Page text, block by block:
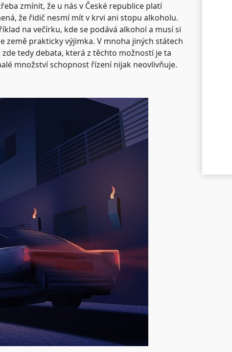
zmínit, že u nás v České republice platí
že řidič nesmí mít v krvi ani stopu alkoholu.
na večírku, kde se podává alkohol a musí si
země prakticky výjimka. V mnoha jiných státech
tedy debata, která z těchto možností je ta
množství schopnost řízení nijak neovlivňuje.